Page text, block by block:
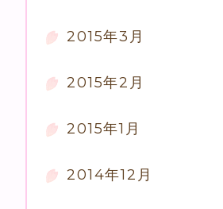
2015年3月
2015年2月
2015年1月
2014年12月